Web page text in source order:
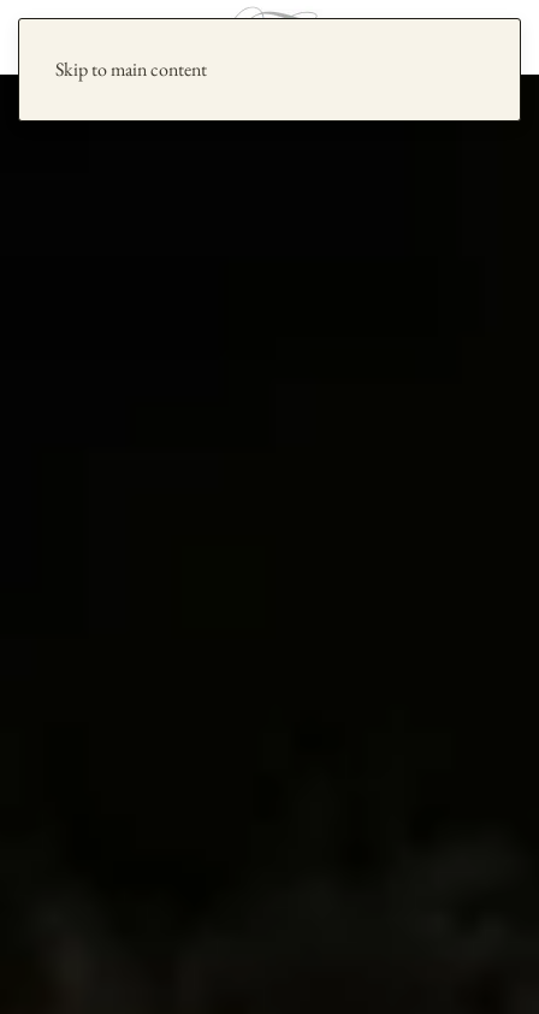
Skip to main content